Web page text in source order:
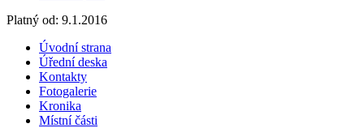
Platný od: 9.1.2016
Úvodní strana
Úřední deska
Kontakty
Fotogalerie
Kronika
Místní části